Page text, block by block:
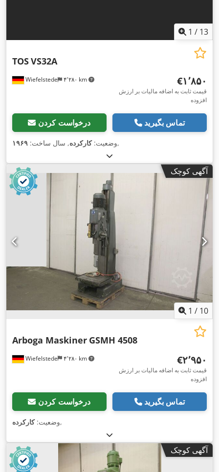
1 / 13
Wiefelstede ۴٬۲۸۰ km
TOSVS32A
‎€۱٬۸۵۰
قیمت ثابت به اضافه مالیات بر ارزش
افزوده
درخواست کردن تماس بگیرید
وضعیت:کارکرده, سال ساخت: ۱۹۶۹ ,
آگهی کوچک
1 / 10
Wiefelstede ۴٬۲۸۰ km
Arboga Maskiner GSMH 4508
‎€۲٬۹۵۰
قیمت ثابت به اضافه مالیات بر ارزش
افزوده
درخواست کردن تماس بگیرید
وضعیت:کارکرده ,
آگهی کوچک